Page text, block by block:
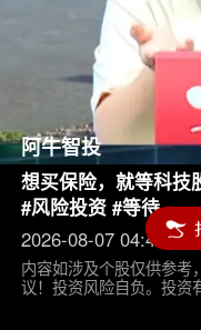
阿牛智投
想买保险，就等科技
#风险投资 #等待
2026-08-07 04:45
内容如涉及个股仅供参考
议！投资风险自负。投资